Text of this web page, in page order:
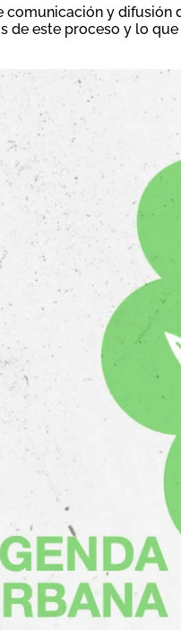
y difusión
este proceso y lo